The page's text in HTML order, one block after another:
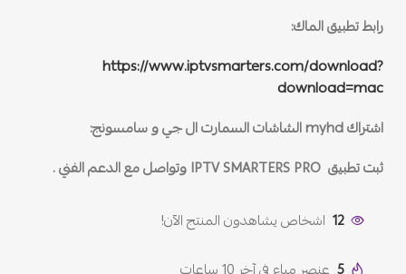
رابط تطبيق الماك:
https://www.iptvsmarters.com/download?
download=mac
اشتراك myhd الشاشات السمارت ال جي و سامسونج:
ثبت تطبيق IPTV SMARTERS PRO وتواصل مع الدعم الفني .
12 اشخاص يشاهدون المنتج الآن!